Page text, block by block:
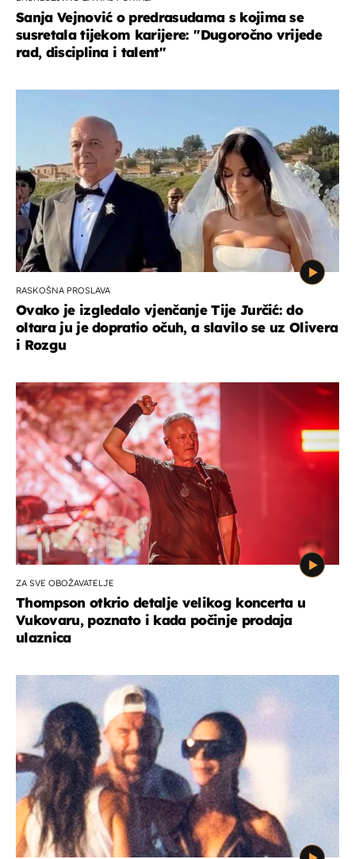
Sanja Vejnović o predrasudama s kojima se
susretala tijekom karijere: ''Dugoročno vrijede
rad, disciplina i talent''
RASKOŠNA PROSLAVA
Ovako je izgledalo vjenčanje Tije Jurčić: do
oltara ju je dopratio očuh, a slavilo se uz Olivera
i Rozgu
ZA SVE OBOŽAVATELJE
Thompson otkrio detalje velikog koncerta u
Vukovaru, poznato i kada počinje prodaja
ulaznica